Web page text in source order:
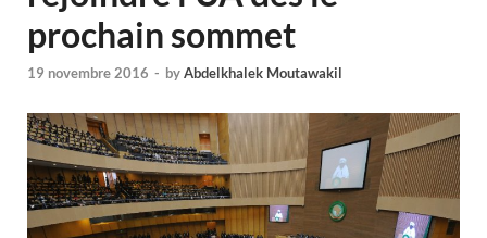
prochain sommet
19 novembre 2016 - byAbdelkhalek Moutawakil